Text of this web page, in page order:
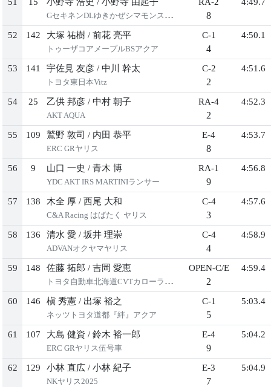
GセキネンDLゆきかぜシマモンスイフト 8
52 142 大塚 祐樹 / 前花 亮平
トゥーザコアメープルBSアクア
C-1
4
4:50.1
53 141 宇佐見 友彦 / 中川 幹太
トヨタ東日本Vitz
C-2
2
4:51.6
54 25 乙供 邦彦 / 中村 朝子
AKT AQUA
RA-4
2
4:52.3
55 109 鷲野 敦司 / 内田 恭平
ERC GRヤリス
E-4
8
4:53.7
56 9 山口 一史 / 青木 博
YDC AKT IRS MARTINIランサー
RA-1
9
4:56.8
57 138 木全 厚 / 西尾 大和
C&A Racing はばたく ヤリス
C-4
3
4:57.6
58 136 清水 愛 / 坂井 理崇
ADVANオクヤマヤリス
C-4
4
4:58.9
59 148 佐藤 拓郎 / 吉岡 愛恵
トヨタ自動車北海道CVTカローラスポーツ
OPEN-C/E
2
4:59.4
60 146 槇 秀憲 / 出塚 裕之
ネッツトヨタ道都『絆』アクア
C-1
5
5:03.4
61 107 大島 健資 / 鈴木 裕一郎
ERC GRヤリス伍号車
E-4
9
5:04.2
62 129 小林 直広 / 小林 紀子
NKヤリス2025
E-3
7
5:04.9